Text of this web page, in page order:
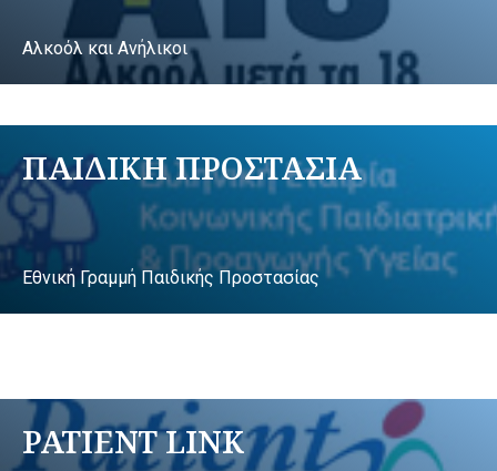
Αλκοόλ και Ανήλικοι
ΠΑΙΔΙΚΗ ΠΡΟΣΤΑΣΙΑ
Εθνική Γραμμή Παιδικής Προστασίας
PATIENT LINK